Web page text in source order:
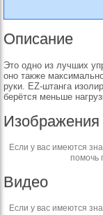
Описание
Это одно из лучших
оно также
руки. ЕZ-штанга
берётся меньше
Изображения
Если у вас имеются
помочь
Видео
Если у вас имеются